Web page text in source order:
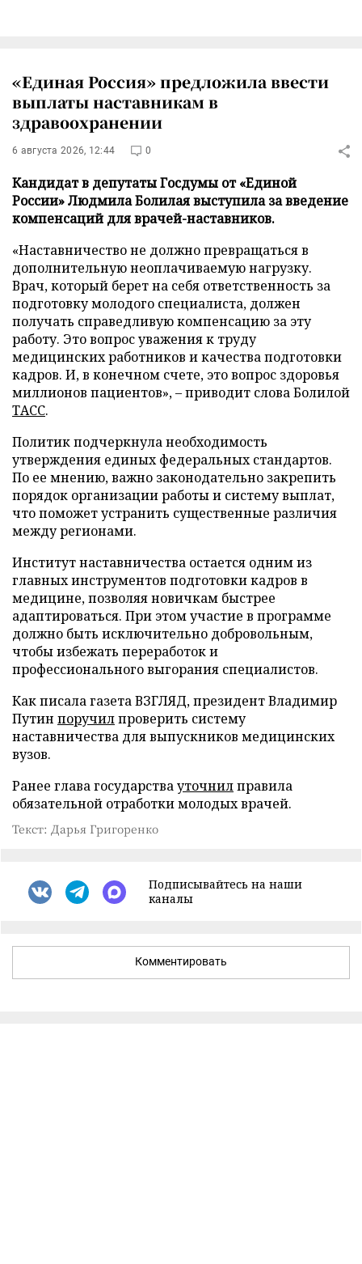
«Единая Россия» предложила ввести
выплаты наставникам в
здравоохранении
6 августа 2026, 12:44 0
Кандидат в депутаты Госдумы от «Единой
России» Людмила Болилая выступила за введение
компенсаций для врачей-наставников.
«Наставничество не должно превращаться в
дополнительную неоплачиваемую нагрузку.
Врач, который берет на себя ответственность за
подготовку молодого специалиста, должен
получать справедливую компенсацию за эту
работу. Это вопрос уважения к труду
медицинских работников и качества подготовки
кадров. И, в конечном счете, это вопрос здоровья
миллионов пациентов», – приводит слова Болилой
ТАСС.
Политик подчеркнула необходимость
утверждения единых федеральных стандартов.
По ее мнению, важно законодательно закрепить
порядок организации работы и систему выплат,
что поможет устранить существенные различия
между регионами.
Институт наставничества остается одним из
главных инструментов подготовки кадров в
медицине, позволяя новичкам быстрее
адаптироваться. При этом участие в программе
должно быть исключительно добровольным,
чтобы избежать переработок и
профессионального выгорания специалистов.
Как писала газета ВЗГЛЯД, президент Владимир
Путин поручилпроверить систему
наставничества для выпускников медицинских
вузов.
Ранее глава государствауточнилправила
обязательной отработки молодых врачей.
Текст: Дарья Григоренко
Подписывайтесь на наши
каналы
Комментировать